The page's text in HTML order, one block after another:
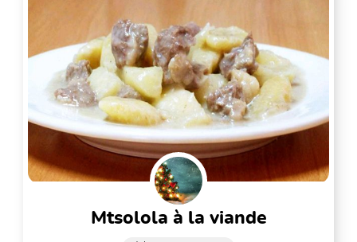
mtsolola à la viande